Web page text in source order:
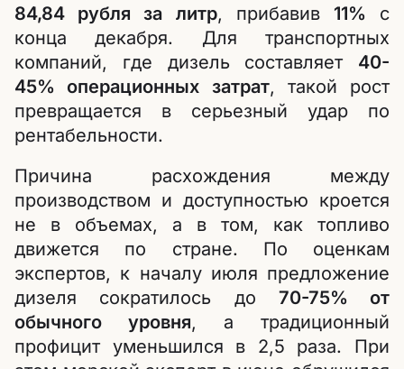
84,84 рубля за литр, прибавив 11% с
конца декабря. Для транспортных
компаний, где дизель составляет 40-
45% операционных затрат, такой рост
превращается в серьезный удар по
рентабельности.
Причина расхождения между
производством и доступностью кроется
не в объемах, а в том, как топливо
движется по стране. По оценкам
экспертов, к началу июля предложение
дизеля сократилось до 70-75% от
обычного уровня, а традиционный
профицит уменьшился в 2,5 раза. При